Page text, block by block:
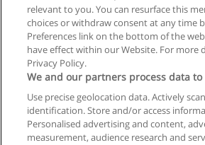
Regras de uso
Privacidade de dados
relevant to you. You can resurface this
choices or withdraw consent at any time
Preferences link on the bottom of the
have effect within our Website. For more
Privacy Policy.
We and our partners process data
Use precise geolocation data. Actively
identification. Store and/or access
Personalised advertising and content,
measurement, audience research and